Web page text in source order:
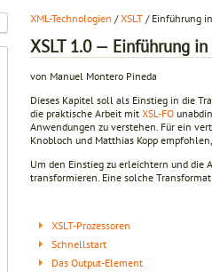
XML-Technologien /XSLT / Einführung
XSLT 1.0 — Einführung
von Manuel Montero Pineda
Dieses Kapitel soll als Einstieg in die
die praktische Arbeit mit XSL-FO
Anwendungen zu verstehen. Für ein
Knobloch und Matthias Kopp
Um den Einstieg zu erleichtern und die
transformieren. Eine solche
XSLT-Prozessoren
Schnellstart
Das Output-Element